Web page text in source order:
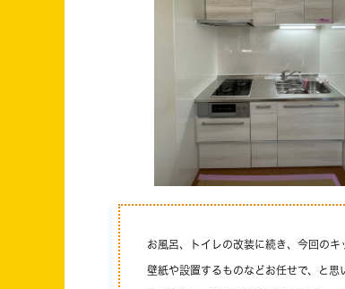
お風呂、トイレの改装に続き、今回のキ
壁紙や設置するものなどお任せで、と